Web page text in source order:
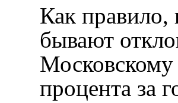
Как правило,
бывают
Московскому
процента за